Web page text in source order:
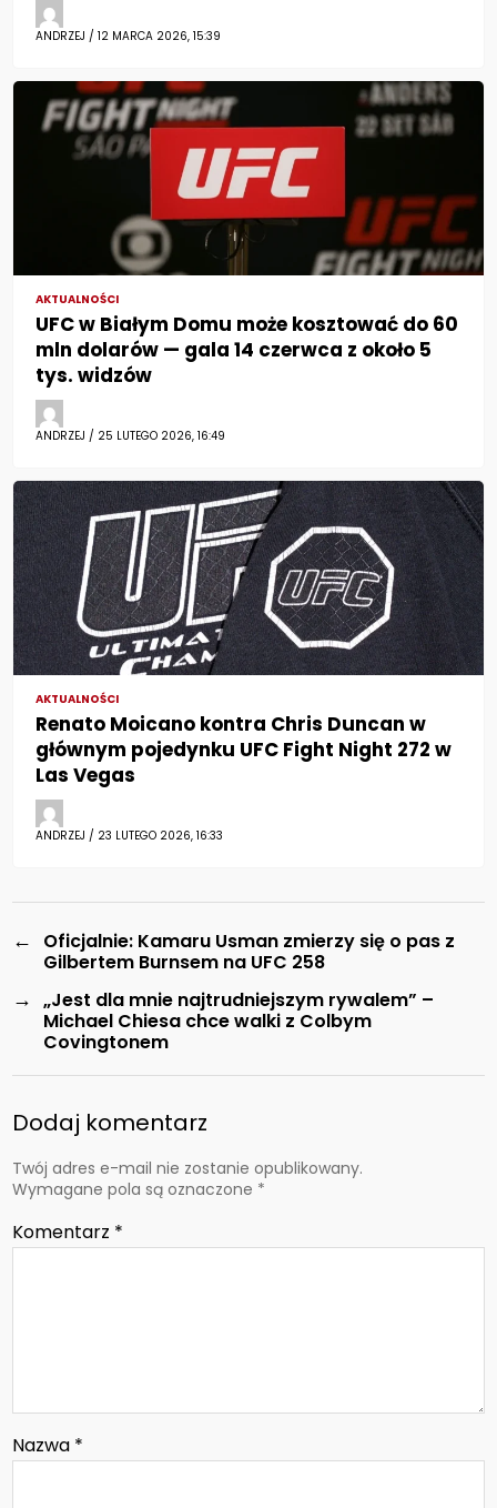
ANDRZEJ / 12 MARCA 2026, 15:39
AKTUALNOŚCI
UFC w Białym Domu może kosztować do 60
mln dolarów — gala 14 czerwca z około 5
tys. widzów
ANDRZEJ / 25 LUTEGO 2026, 16:49
AKTUALNOŚCI
Renato Moicano kontra Chris Duncan w
głównym pojedynku UFC Fight Night 272 w
Las Vegas
ANDRZEJ / 23 LUTEGO 2026, 16:33
←
Oficjalnie: Kamaru Usman zmierzy się o pas z
Gilbertem Burnsem na UFC 258
→ „Jest dla mnie najtrudniejszym rywalem” –
Michael Chiesa chce walki z Colbym
Covingtonem
Dodaj komentarz
Twój adres e-mail nie zostanie opublikowany.
Wymagane pola są oznaczone *
Komentarz *
Nazwa *